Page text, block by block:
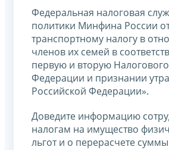
Федеральная налоговая
политики Минфина России
транспортному налогу в
членов их семей в
первую и вторую
Федерации и признании
Российской Федерации».
Доведите информацию
налогам на имущество
льгот и о перерасчете